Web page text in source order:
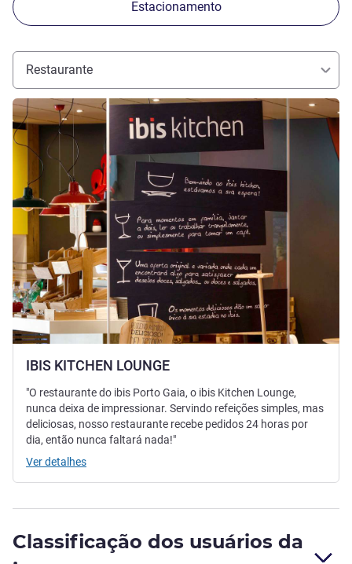
Estacionamento
Restaurante
IBIS KITCHEN LOUNGE
Ver detalhes
"O restaurante do ibis Porto Gaia, o ibis Kitchen Lounge,
nunca deixa de impressionar. Servindo refeições simples, mas
deliciosas, nosso restaurante recebe pedidos 24 horas por
dia, então nunca faltará nada!"
Ver detalhes
Classificação dos usuários da